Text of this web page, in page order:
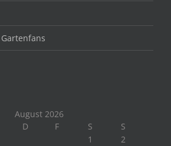
August 2026
D F S
S
1
2